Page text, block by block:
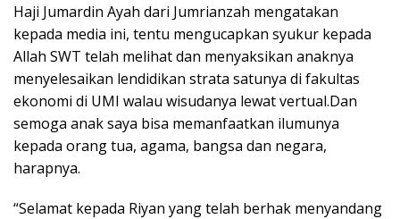
Haji Jumardin Ayah dari Jumrianzah mengatakan
kepada media ini, tentu mengucapkan syukur kepada
Allah SWT telah melihat dan menyaksikan anaknya
menyelesaikan lendidikan strata satunya di fakultas
ekonomi di UMI walau wisudanya lewat vertual.Dan
semoga anak saya bisa memanfaatkan ilumunya
kepada orang tua, agama, bangsa dan negara,
harapnya.
“Selamat kepada Riyan yang telah berhak menyandang